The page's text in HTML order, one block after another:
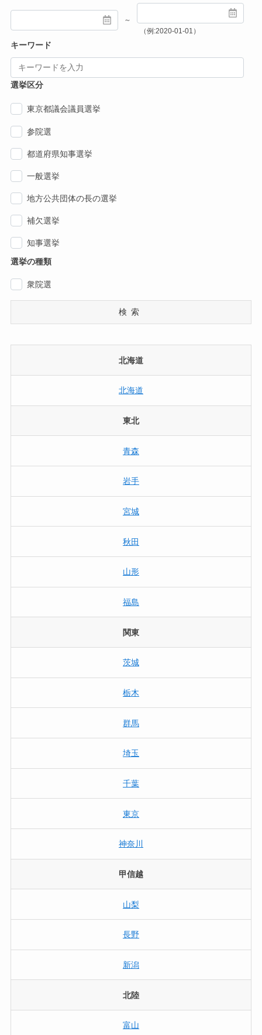
～
（例:2020-01-01）
キーワード
選挙区分
東京都議会議員選挙
参院選
都道府県知事選挙
一般選挙
地方公共団体の長の選挙
補欠選挙
知事選挙
選挙の種類
衆院選
検索
北海道
北海道
東北
青森
岩手
宮城
秋田
山形
福島
関東
茨城
栃木
群馬
埼玉
千葉
東京
神奈川
甲信越
山梨
長野
新潟
北陸
富山